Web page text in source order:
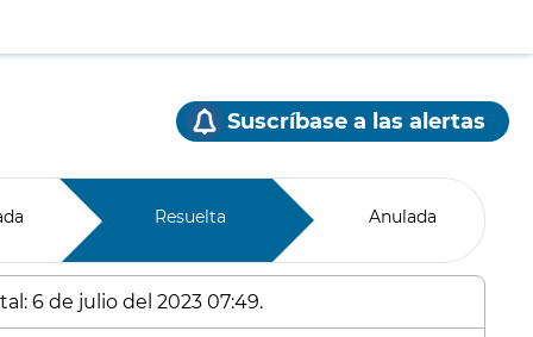
Suscríbase a las alertas
Resuelta Anulada
6 de julio del 2023 07:49.